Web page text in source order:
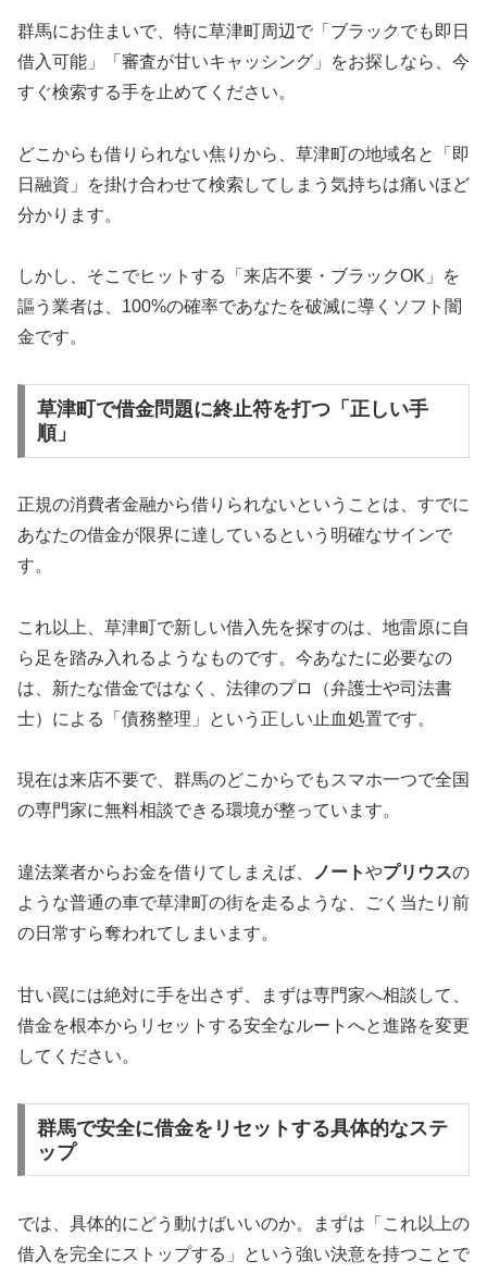
群馬にお住まいで、特に草津町周辺で「ブラックでも即日
借入可能」「審査が甘いキャッシング」をお探しなら、今
すぐ検索する手を止めてください。
どこからも借りられない焦りから、草津町の地域名と「即
日融資」を掛け合わせて検索してしまう気持ちは痛いほど
分かります。
しかし、そこでヒットする「来店不要・ブラックOK」を
謳う業者は、100%の確率であなたを破滅に導くソフト闇
金です。
草津町で借金問題に終止符を打つ「正しい手
順」
正規の消費者金融から借りられないということは、すでに
あなたの借金が限界に達しているという明確なサインで
す。
これ以上、草津町で新しい借入先を探すのは、地雷原に自
ら足を踏み入れるようなものです。今あなたに必要なの
は、新たな借金ではなく、法律のプロ（弁護士や司法書
士）による「債務整理」という正しい止血処置です。
現在は来店不要で、群馬のどこからでもスマホ一つで全国
の専門家に無料相談できる環境が整っています。
違法業者からお金を借りてしまえば、 ノートやプリウスの
ような普通の車で草津町の街を走るような、ごく当たり前
の日常すら奪われてしまいます。
甘い罠には絶対に手を出さず、まずは専門家へ相談して、
借金を根本からリセットする安全なルートへと進路を変更
してください。
群馬で安全に借金をリセットする具体的なステ
ップ
では、具体的にどう動けばいいのか。まずは「これ以上の
借入を完全にストップする」という強い決意を持つことで